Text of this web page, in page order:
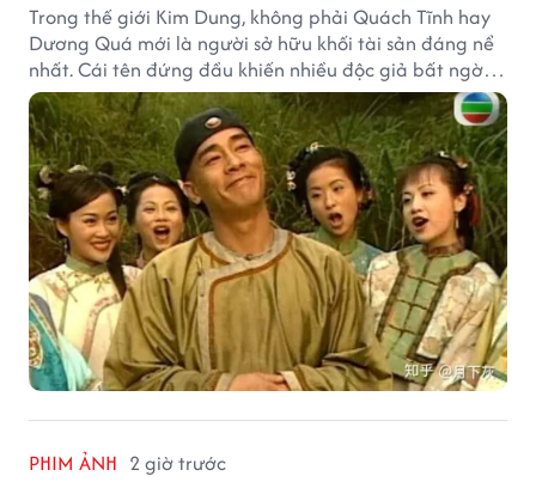
Trong thế giới Kim Dung, không phải Quách Tĩnh hay
Dương Quá mới là người sở hữu khối tài sản đáng nể
nhất. Cái tên đứng đầu khiến nhiều độc giả bất ngờ
bởi xuất thân của nhân vật này hoàn toàn không
giống một đại hiệp.
PHIM ẢNH 2 giờ trước